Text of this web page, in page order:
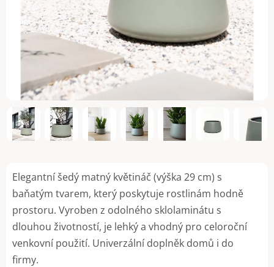
Elegantní šedý matný květináč (výška 29 cm) s
baňatým tvarem, který poskytuje rostlinám hodně
prostoru. Vyroben z odolného sklolaminátu s
dlouhou životností, je lehký a vhodný pro celoroční
venkovní použití. Univerzální doplněk domů i do
firmy.